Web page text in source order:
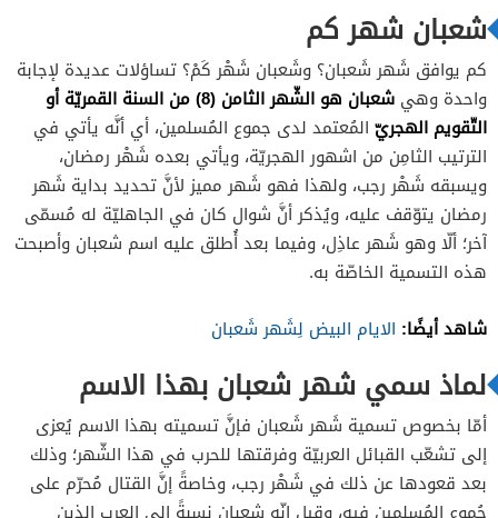
شعبان شهر كم
كم يوافق شَهر شَعبان؟ وشَعبان شَهْر كَمْ؟ تساؤلات عديدة لإجابة
واحدة وهي
شعبان هو الشّهر الثامن (8) من السنة القمريّة أو
التّقويم الهجريّ المُعتمد لدى جموع المُسلمين، أي أنَّه يأتي في
الترتيب الثامِن من اشهور الهجريّة، ويأتي بعده شَهْر رمضان،
ويسبقه شَهْر رجب، ولهذا فهو شَهر مميز لأنَّ تحديد بداية شَهر
رمضان يتوّقف عليه، ويُذكر أنَّ شوال كان في الجاهليّة له مُسمّى
آخر؛ ألّا وهو شَهر عاذِل، وفيما بعد أُطلق عليه اسم شعبان وأصبحت
هذه التسمية الخاصّة به.
شاهد أيضًا: الايام البيض لِشَهر شَعبان
لماذ سمي شهر شعبان بهذا الاسم
أمّا بخصوص تسمية شَهر شَعبان فإنَّ تسميته بهذا الاسم يُعزى
إلى تشعّب القبائل العربيّة وفرقتها للحرب في هذا الشّهر؛ وذلك
بعد قعودها عن ذلك في شَهْر رجب، وخاصةً إنَّ القتال مُحرّم على